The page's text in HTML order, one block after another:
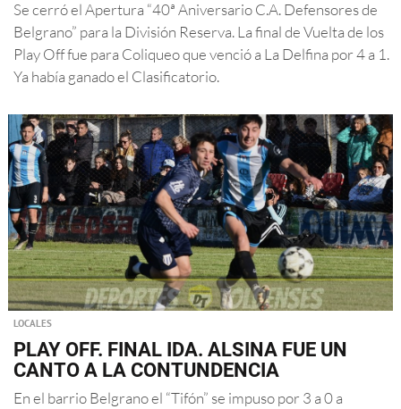
Se cerró el Apertura “40ª Aniversario C.A. Defensores de
Belgrano” para la División Reserva. La final de Vuelta de los
Play Off fue para Coliqueo que venció a La Delfina por 4 a 1.
Ya había ganado el Clasificatorio.
LOCALES
PLAY OFF. FINAL IDA. ALSINA FUE UN
CANTO A LA CONTUNDENCIA
En el barrio Belgrano el “Tifón” se impuso por 3 a 0 a